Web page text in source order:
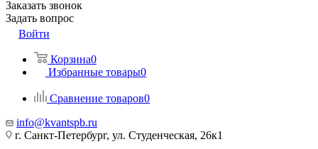
Заказать звонок
Задать вопрос
Войти
Корзина0
Избранные товары0
Сравнение товаров0
info@kvantspb.ru
г. Санкт-Петербург, ул. Студенческая, 26к1